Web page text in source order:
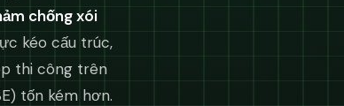
chống xói
kéo cấu trúc,
thi công trên
tốn kém hơn.